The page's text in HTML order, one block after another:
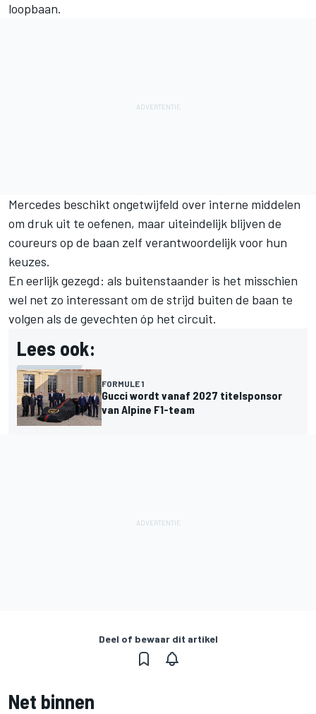
loopbaan.
Mercedes beschikt ongetwijfeld over interne middelen
om druk uit te oefenen, maar uiteindelijk blijven de
coureurs op de baan zelf verantwoordelijk voor hun
keuzes.
En eerlijk gezegd: als buitenstaander is het misschien
wel net zo interessant om de strijd buiten de baan te
volgen als de gevechten óp het circuit.
Lees ook:
FORMULE 1
Gucci wordt vanaf 2027 titelsponsor
van Alpine F1-team
Deel of bewaar dit artikel
Net binnen